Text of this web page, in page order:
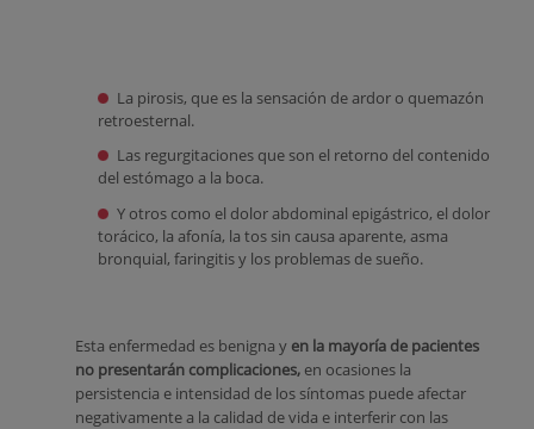
La pirosis, que es la sensación de ardor o quemazón
retroesternal.
Las regurgitaciones que son el retorno del contenido
del estómago a la boca.
Y otros como el dolor abdominal epigástrico, el dolor
torácico, la afonía, la tos sin causa aparente, asma
bronquial, faringitis y los problemas de sueño.
Esta enfermedad es benigna y en la mayoría de pacientes
no presentarán complicaciones, en ocasiones la
persistencia e intensidad de los síntomas puede afectar
negativamente a la calidad de vida e interferir con las